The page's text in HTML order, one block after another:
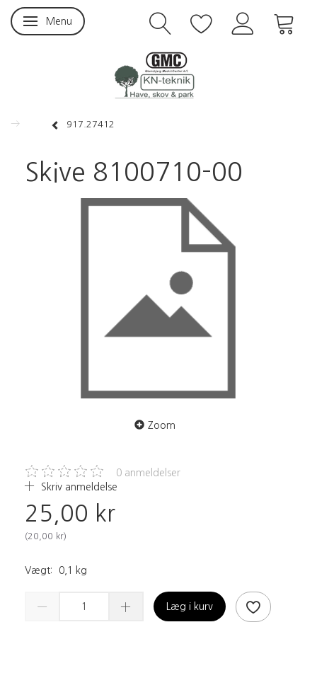
Skifte navigation
Menu
917.27412
Skive 8100710-00
Zoom
0 anmeldelser
Skriv anmeldelse
25,00 kr
(20,00 kr)
Vægt: 0,1 kg
Læg i kurv